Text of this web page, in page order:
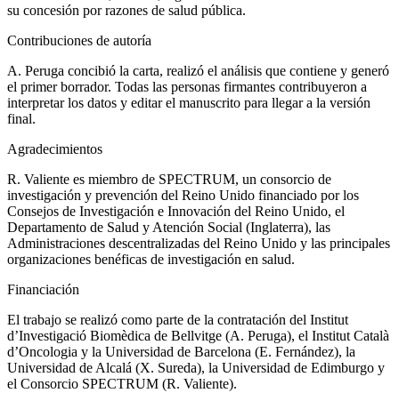
su concesión por razones de salud pública.
Contribuciones de autoría
A. Peruga concibió la carta, realizó el análisis que contiene y generó
el primer borrador. Todas las personas firmantes contribuyeron a
interpretar los datos y editar el manuscrito para llegar a la versión
final.
Agradecimientos
R. Valiente es miembro de SPECTRUM, un consorcio de
investigación y prevención del Reino Unido financiado por los
Consejos de Investigación e Innovación del Reino Unido, el
Departamento de Salud y Atención Social (Inglaterra), las
Administraciones descentralizadas del Reino Unido y las principales
organizaciones benéficas de investigación en salud.
Financiación
El trabajo se realizó como parte de la contratación del Institut
d’Investigació Biomèdica de Bellvitge (A. Peruga), el Institut Català
d’Oncologia y la Universidad de Barcelona (E. Fernández), la
Universidad de Alcalá (X. Sureda), la Universidad de Edimburgo y
el Consorcio SPECTRUM (R. Valiente).